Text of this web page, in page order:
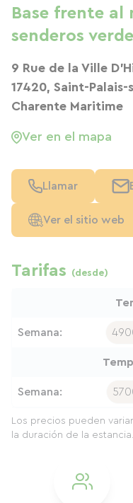
Base frente al
senderos
9 Rue de la Ville
17420, Saint-Palais-
Charente Maritime
Ver en el mapa
Llamar
Ver el sitio web
Tarifas (desde)
Semana:
Semana:
Los precios pueden
la duración de la estancia.